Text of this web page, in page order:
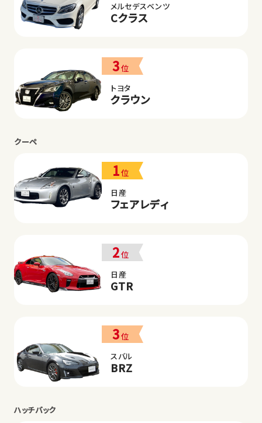
メルセデスベンツ
Cクラス
3位
トヨタ
クラウン
クーペ
1位
日産
フェアレディ
2位
日産
GTR
3位
スバル
BRZ
ハッチバック